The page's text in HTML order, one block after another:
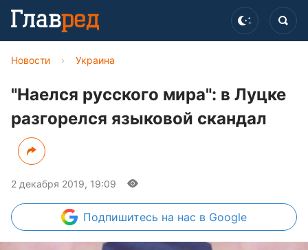
Новости › Украина
"Наелся русского мира": в Луцке
разгорелся языковой скандал
2 декабря 2019, 19:09
Подпишитесь на нас в Google